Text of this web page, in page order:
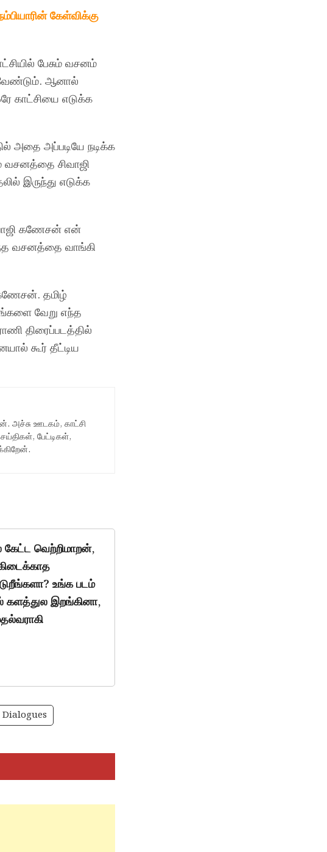
கேள்விக்கு
பேசும் வசனம்
வேண்டும். ஆனால்
காட்சியை எடுக்க
அதை அப்படியே நடிக்க
வசனத்தை சிவாஜி
இருந்து எடுக்க
கணேசன் என்
வசனத்தை வாங்கி
தமிழ்
வேறு எந்த
திரைப்படத்தில்
கூர் தீட்டிய
அச்சு ஊடகம், காட்சி
பேட்டிகள்,
வெற்றிமாறன்,
உங்க படம்
களத்துல இறங்கினா,